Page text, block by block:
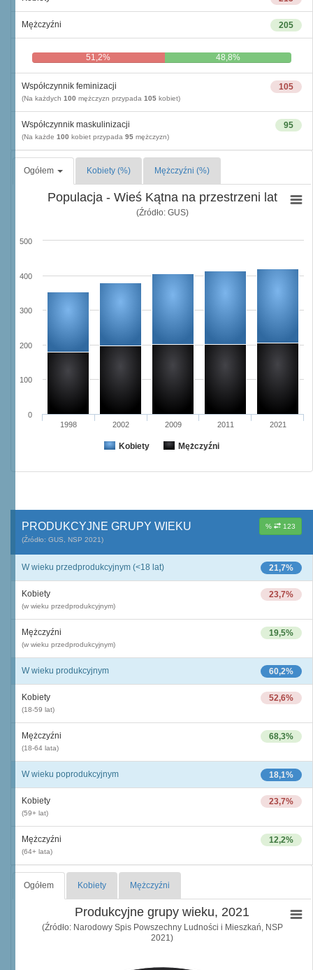
205
Mężczyźni
51,2% 48,8%
105
Współczynnik feminizacji
(Na każdych 100 mężczyzn przypada 105 kobiet)
95
Współczynnik maskulinizacji
(Na każde 100 kobiet przypada 95 mężczyzn)
Ogółem Kobiety (%) Mężczyźni (%)
Populacja - Wieś Kątna na przestrzeni lat
(Źródło: GUS)
Kobiety Mężczyźni
1998 2002 2009 2011 2021
0
100
200
300
400
500
% 123
PRODUKCYJNE GRUPY WIEKU
(Źródło: GUS, NSP 2021)
21,7%
W wieku przedprodukcyjnym (<18 lat)
23,7%
Kobiety
(w wieku przedprodukcyjnym)
19,5%
Mężczyźni
(w wieku przedprodukcyjnym)
60,2%
W wieku produkcyjnym
52,6%
Kobiety
(18-59 lat)
68,3%
Mężczyźni
(18-64 lata)
18,1%
W wieku poprodukcyjnym
23,7%
Kobiety
(59+ lat)
12,2%
Mężczyźni
(64+ lata)
Ogółem Kobiety Mężczyźni
Produkcyjne grupy wieku, 2021
(Źródło: Narodowy Spis Powszechny Ludności i Mieszkań, NSP
2021)